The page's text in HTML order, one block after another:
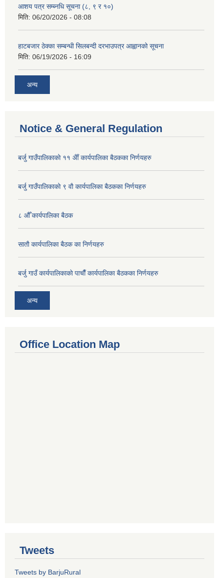
आशय पत्र सम्ब्नधि सूचना (८, ९ र १०)
मिति: 06/20/2026 - 08:08
हाटबजार ठेक्का सम्बन्धी सिलबन्दी दरभाउपत्र आह्वानको सूचना
मिति: 06/19/2026 - 16:09
अन्य
Notice & General Regulation
बर्जु गाउँपालिकाकाे ११ अैाँ कार्यपालिका बैठकका निर्णयहरु
बर्जु गाउँपालिकाकाे ९ वाै‌ कार्यपालिका बैठकका निर्णयहरु
८ औँ कार्यपालिका बैठक
साताै‌ कार्यपालिका बैठक का निर्णयहरु
बर्जु गाउँ कार्यपालिकाकाे पाचाै‌ँ कार्यपालिका बैठकका निर्णयहरु
अन्य
Office Location Map
Tweets
Tweets by BarjuRural